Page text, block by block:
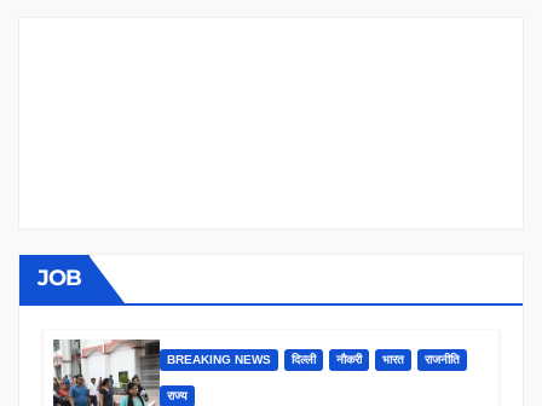
JOB
BREAKING NEWS दिल्ली नौकरी भारत राजनीति
राज्य